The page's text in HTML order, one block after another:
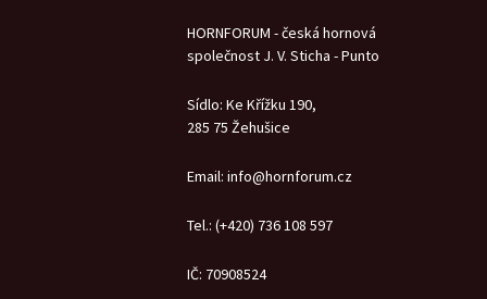
HORNFORUM - česká hornová
společnost J. V. Sticha - Punto
Sídlo: Ke Křížku 190,
285 75 Žehušice
Email: info@hornforum.cz
Tel.: (+420) 736 108 597
IČ: 70908524